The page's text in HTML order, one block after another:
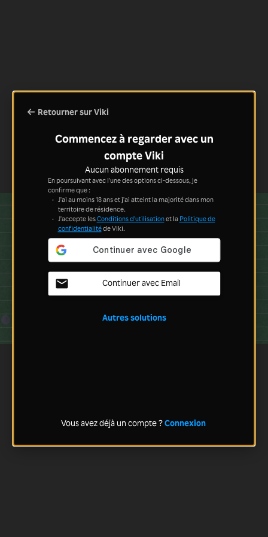
Retourner sur Viki
Commencez à regarder avec un
compte Viki
Aucun abonnement requis
En poursuivant avec l'une des options ci-dessous, je
confirme que :
J'ai au moins 18 ans et j'ai atteint la majorité dans mon
territoire de résidence.
J'accepte lesConditions d'utilisationet la Politique de
confidentialitéde Viki.
Continuer avec Email
Autres solutions
Vous avez déjà un compte ?Connexion